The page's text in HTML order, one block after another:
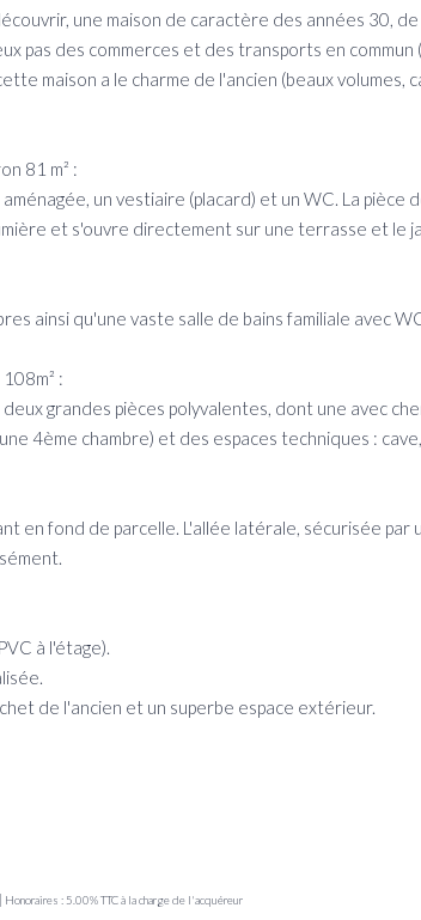
une maison de caractère des années 30,
pas des commerces et des transports en commun
maison a le charme de l'ancien (beaux volumes,
81 m² :
un vestiaire (placard) et un WC. La pièce
et s'ouvre directement sur une terrasse et le
ainsi qu'une vaste salle de bains familiale avec
:
grandes pièces polyvalentes, dont une avec
4ème chambre) et des espaces techniques :
en fond de parcelle. L'allée latérale, sécurisée par
à l'étage).
de l'ancien et un superbe espace extérieur.
| Honoraires : 5.00% TTC à la charge de l'acquéreur